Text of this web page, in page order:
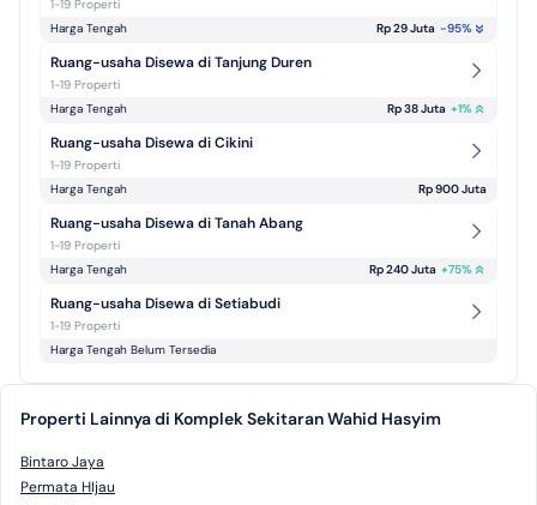
1-19 Properti
Harga Tengah
Rp 29 Juta -95%
Ruang-usaha Disewa di Tanjung Duren
1-19 Properti
Harga Tengah
Rp 38 Juta +1%
Ruang-usaha Disewa di Cikini
1-19 Properti
Harga Tengah
Rp 900 Juta
Ruang-usaha Disewa di Tanah Abang
1-19 Properti
Harga Tengah
Rp 240 Juta +75%
Ruang-usaha Disewa di Setiabudi
1-19 Properti
Harga Tengah Belum Tersedia
Properti Lainnya di Komplek Sekitaran Wahid Hasyim
Bintaro Jaya
Permata HIjau